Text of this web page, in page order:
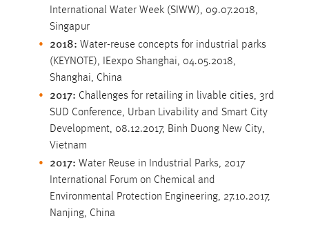
International Water Week (SIWW), 09.07.2018,
Singapur
2018: Water-reuse concepts for industrial parks
(KEYNOTE), IEexpo Shanghai, 04.05.2018,
Shanghai, China
2017: Challenges for retailing in livable cities, 3rd
SUD Conference, Urban Livability and Smart City
Development, 08.12.2017, Binh Duong New City,
Vietnam
2017: Water Reuse in Industrial Parks, 2017
International Forum on Chemical and
Environmental Protection Engineering, 27.10.2017,
Nanjing, China
Dieser Cookie ist notwendig um sich an der Website
einloggen zu können.
Cookie Laufzeit:
24 Stunden
STATISTIK
unsere Besucher unsere Website nutzen.
Matomo